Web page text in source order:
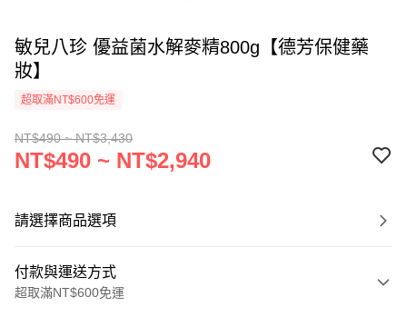
敏兒八珍 優益菌水解麥精800g【德芳保健藥
妝】
超取滿NT$600免運
NT$490 ~ NT$3,430
NT$490 ~ NT$2,940
請選擇商品選項
付款與運送方式
超取滿NT$600免運